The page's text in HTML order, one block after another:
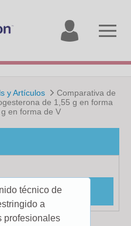
account
y Artículos
Comparativa de
de 1,55 g en forma
en forma de V
DE CAMPO
técnico de
a
profesionales